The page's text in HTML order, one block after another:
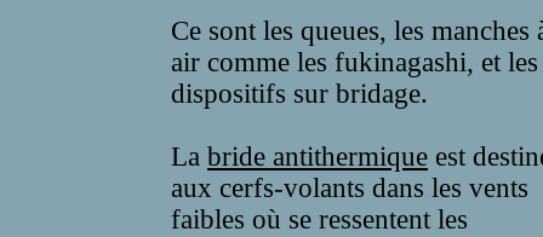
Ce sont les queues, les manches
air comme les fukinagashi, et les
dispositifs sur bridage.
La bride antithermique est
aux cerfs-volants dans les vents
faibles où se ressentent les